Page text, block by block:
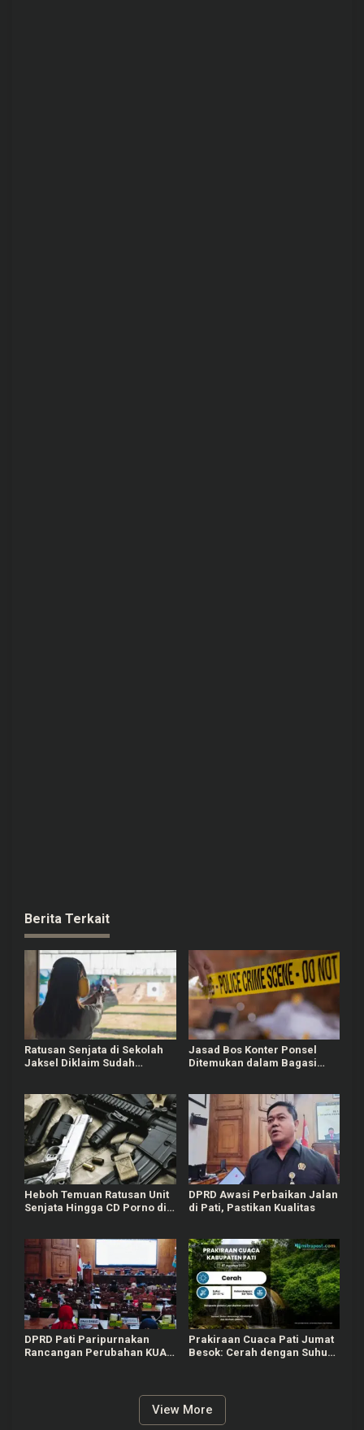
Berita Terkait
Ratusan Senjata di Sekolah
Jaksel Diklaim Sudah
Jasad Bos Konter Ponsel
Ditemukan dalam Bagasi
Heboh Temuan Ratusan Unit
Senjata Hingga CD Porno di
DPRD Awasi Perbaikan Jalan
di Pati, Pastikan Kualitas
DPRD Pati Paripurnakan
Rancangan Perubahan KUA-
Prakiraan Cuaca Pati Jumat
Besok: Cerah dengan Suhu
View More